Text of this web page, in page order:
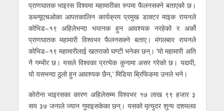
प्राणघातक भाइरस विश्वमा महामारीका रुपमा फैलनसक्ने बताएको छ।
डब्ल्यूएचओका आपतकालिन कार्यक्रम प्रमुख डाक्टर माइक रायनले
कोभिड–१९ अहिलेभन्दा भयानक हुन आवश्यक नरहेको र अर्को
प्राणघातक महामारी विश्वभर फैलनसक्ने बताए। मंगलबार रायनले
कोभिड–१९ महामारीलाई खतराको घण्टी भनेका छन्। ‘यो महामारी अति
नै गम्भीर छ। यसले विश्वका प्रत्येक कुनामा असर गरेको छ। यद्यपी,
यो यसभन्दा ठूलो हुन आवश्यक छैन,’ मिडिया ब्रिफिङमा उनले भने।
कोरोना भाइरसका कारण अहिलेसम्म विश्वभर १७ लाख ९९ हजार ३
सय ३७ जनाले ज्यान गुमाइसकेका छन्। यसको मृत्युदर शुन्य दशमलव